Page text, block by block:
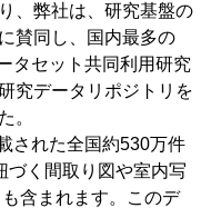
、弊社は、研究基盤の
賛同し、国内最多の
タセット共同利用研究
究データリポジトリを
。
された全国約530万件
く間取り図や室内写
含まれます。このデ